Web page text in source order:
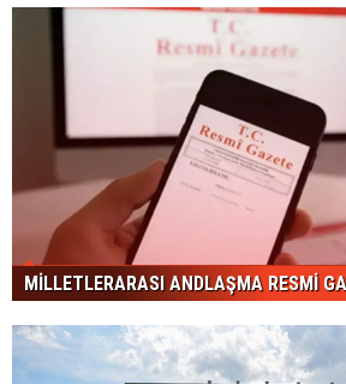
MİLLETLERARASI ANDLAŞMA RESMİ